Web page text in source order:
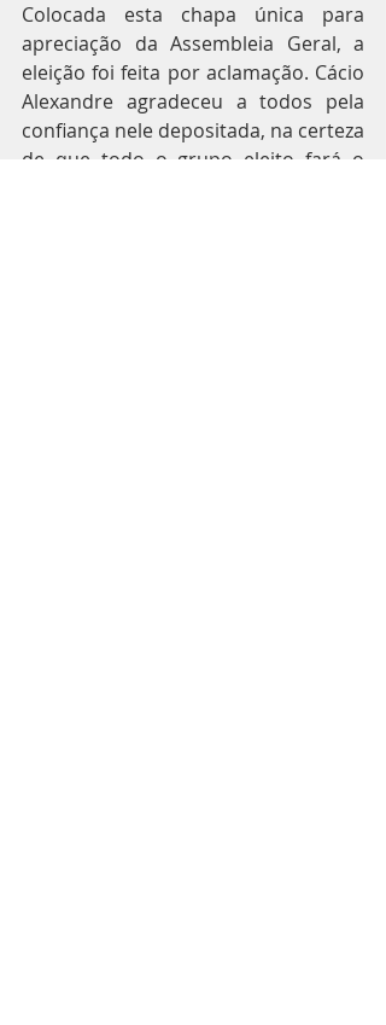
Colocada esta chapa única para
apreciação da Assembleia Geral, a
eleição foi feita por aclamação. Cácio
Alexandre agradeceu a todos pela
confiança nele depositada, na certeza
de que todo o grupo eleito fará o